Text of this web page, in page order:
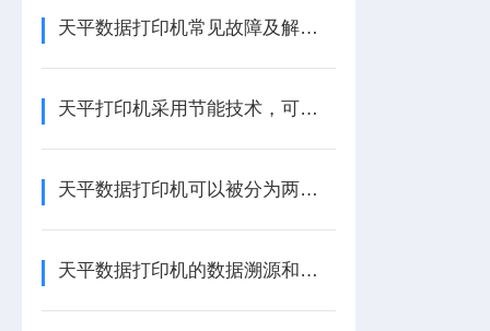
天平数据打印机常见故障及解决方法
天平打印机采用节能技术，可以大大降低能源消耗
天平数据打印机可以被分为两个主要类别
天平数据打印机的数据溯源和原始数据的安全管理